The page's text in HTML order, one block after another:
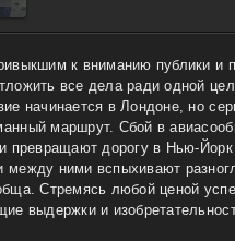
к вниманию публики и
все дела ради одной
начинается в Лондоне, но
маршрут. Сбой в
превращают дорогу в Нью-
между ними вспыхивают
Стремясь любой ценой
выдержки и